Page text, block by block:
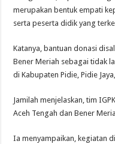
merupakan bentuk empati
serta peserta didik yang
Katanya, bantuan donasi
Bener Meriah sebagai tidak
di Kabupaten Pidie, Pidie
Jamilah menjelaskan, tim
Aceh Tengah dan Bener
Ia menyampaikan, kegiatan